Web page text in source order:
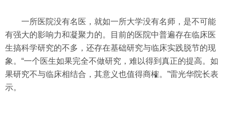
一所医院没有名医，就如一所大学没有名师，是不可能
有强大的影响力和凝聚力的。目前的医院中普遍存在临床医
生搞科学研究的不多，还存在基础研究与临床实践脱节的现
象。“一个医生如果完全不做研究，难以得到真正的提高。如
果研究不与临床相结合，其意义也值得商榷。”雷光华院长表
示。